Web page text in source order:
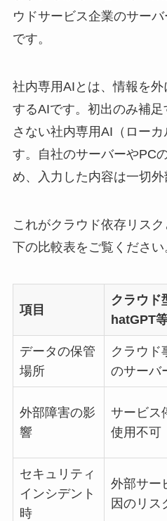
ウドサービス企業のサー
です。
社内専用AIとは、情報を
するAIです。初出のみ補
さない社内専用AI（ロー
す。自社のサーバーやPC
め、入力した内容は一切外
これがクラウド依存リス
下の比較表をご覧ください
項目
クラウド
hatGPT等
データの保管
場所
クラウド
のサーバ
外部障害の影
響
サービス
使用不可
セキュリティ
インシデント
時
外部サー
因のリス